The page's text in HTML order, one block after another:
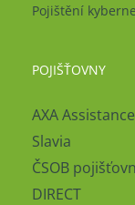
Pojištění
POJIŠŤOVNY
AXA Assistance
Slavia
ČSOB
DIRECT